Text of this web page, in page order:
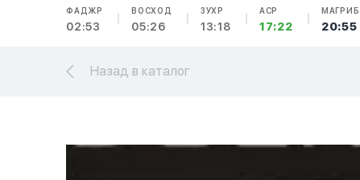
ФАДЖР
02:53
ВОСХОД
05:26
ЗУХР
13:18
АСР
17:22
МАГРИБ
20:55
Назад в каталог